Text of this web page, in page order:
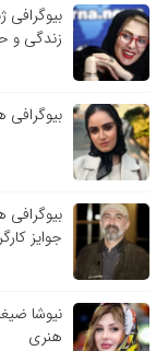
زندگی و
بیوگرافی
جوایز
نیوشا
هنری